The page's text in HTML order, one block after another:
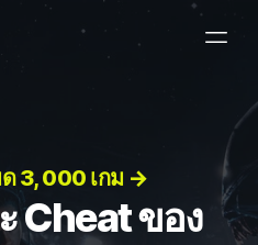
3, 000 เกม →
Cheat ของ